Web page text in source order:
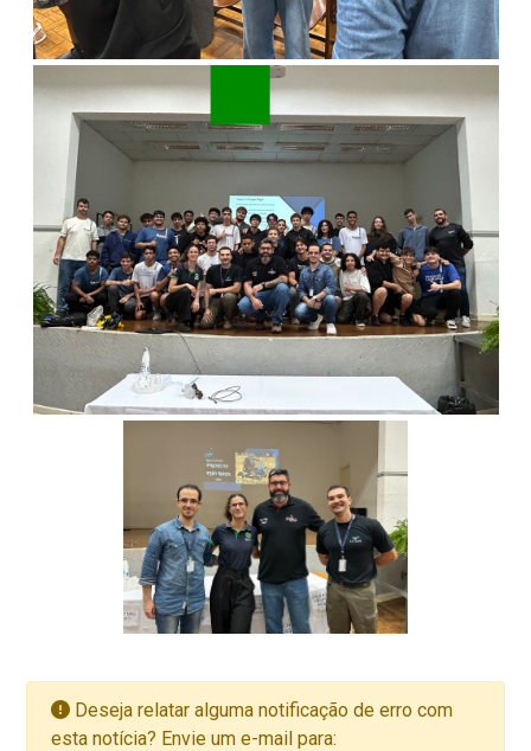
Deseja relatar alguma notificação de erro com
esta notícia? Envie um e-mail para: